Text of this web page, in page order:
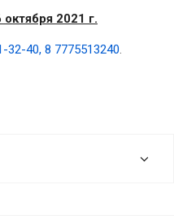
2021 г.
32-40, 8 7775513240.